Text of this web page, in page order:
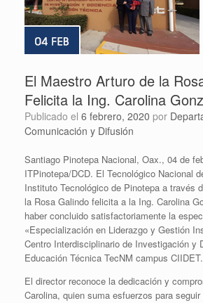
El Maestro Arturo de la
Felicita la Ing. Carolina
Publicado el 6 febrero, 2020 por
Comunicación y Difusión
Santiago Pinotepa Nacional, Oax., 04 de
ITPinotepa/DCD. El Tecnológico Nacional
Instituto Tecnológico de Pinotepa a través
la Rosa Galindo felicita a la Ing. Carolina
haber concluido satisfactoriamente la
«Especialización en Liderazgo y Gestión
Centro Interdisciplinario de Investigación y
Educación Técnica TecNM campus CIIDET.
El director reconoce la dedicación y
Carolina, quien suma esfuerzos para seguir